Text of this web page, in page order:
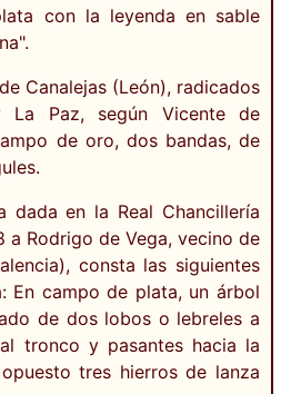
con la leyenda en sable
Canalejas (León), radicados
Paz, según Vicente de
de oro, dos bandas, de
dada en la Real Chancillería
a Rodrigo de Vega, vecino de
consta las siguientes
En campo de plata, un árbol
de dos lobos o lebreles a
tronco y pasantes hacia la
tres hierros de lanza